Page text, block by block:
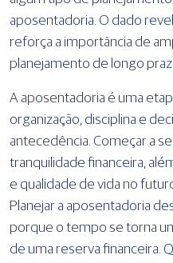
aposentadoria. O dado
reforça a importância de
planejamento de longo
A aposentadoria é uma
organização, disciplina e
antecedência. Começar a
tranquilidade financeira,
e qualidade de vida no
Planejar a aposentadoria
porque o tempo se torna
de uma reserva financeira.